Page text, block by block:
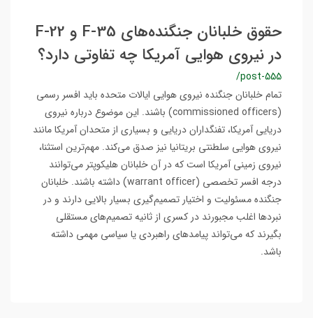
حقوق خلبانان جنگنده‌های F-35 و F-22
در نیروی هوایی آمریکا چه تفاوتی دارد؟
/post-555
تمام خلبانان جنگنده نیروی هوایی ایالات متحده باید افسر رسمی
(commissioned officers) باشند. این موضوع درباره نیروی
دریایی آمریکا، تفنگداران دریایی و بسیاری از متحدان آمریکا مانند
نیروی هوایی سلطنتی بریتانیا نیز صدق می‌کند. مهم‌ترین استثنا،
نیروی زمینی آمریکا است که در آن خلبانان هلیکوپتر می‌توانند
درجه افسر تخصصی (warrant officer) داشته باشند. خلبانان
جنگنده مسئولیت و اختیار تصمیم‌گیری بسیار بالایی دارند و در
نبردها اغلب مجبورند در کسری از ثانیه تصمیم‌های مستقلی
بگیرند که می‌تواند پیامدهای راهبردی یا سیاسی مهمی داشته
باشد.